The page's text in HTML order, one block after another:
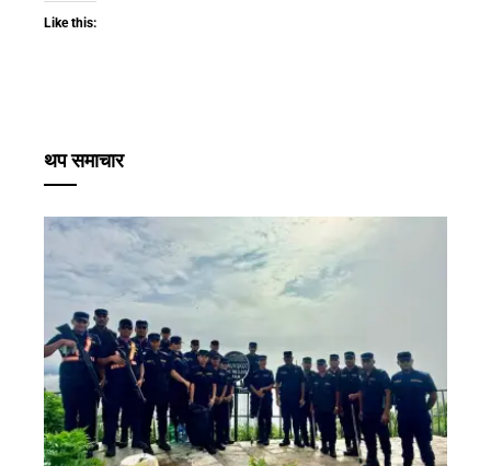
Like this:
थप समाचार